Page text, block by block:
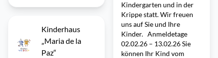
Kinderhaus
„Maria de la
Paz“
Kindergarten und in der
Krippe statt. Wir freuen
uns auf Sie und Ihre
Kinder. Anmeldetage
02.02.26 – 13.02.26 Sie
können Ihr Kind vom